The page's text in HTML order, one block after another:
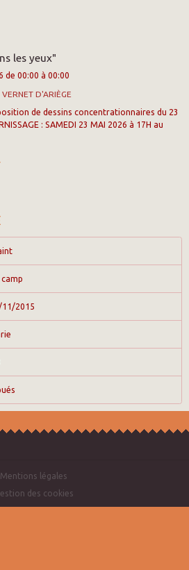
les yeux"
de 00:00 à 00:00
D'ARIÈGE
de dessins concentrationnaires du 23
: SAMEDI 23 MAI 2026 à 17H au
2015
Mentions légales
des cookies